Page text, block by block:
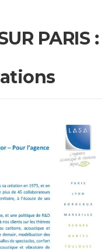
PARIS :